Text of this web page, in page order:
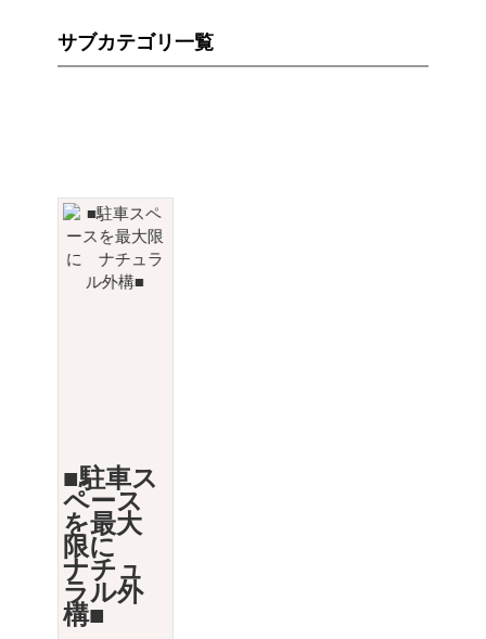
サブカテゴリ一覧
■駐車ス
ペース
を最大
限に
ナチュ
ラル外
構■